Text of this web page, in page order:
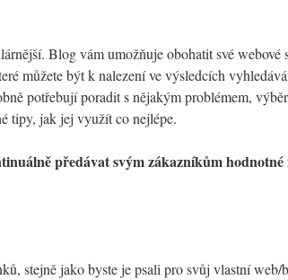
Blog vám umožňuje obohatit své webové
můžete být k nalezení ve výsledcích
potřebují poradit s nějakým problémem,
tipy, jak jej využít co nejlépe.
předávat svým zákazníkům hodnotné
stejně jako byste je psali pro svůj vlastní web/